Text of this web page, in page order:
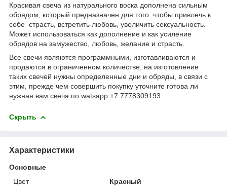
Красивая свеча из натурального воска дополнена сильным
обрядом, который предназначен для того чтобы привлечь к
себе страсть, встретить любовь, увеличить сексуальность.
Может использоваться как дополнение и как усиление
обрядов на замужество, любовь, желание и страсть.
Все свечи являются программными, изготавливаются и
продаются в ограниченном количестве, на изготовление
таких свечей нужны определенные дни и обряды, в связи с
этим, прежде чем совершить покупку уточните готова ли
нужная вам свеча по watsapp +7 7778309193
Скрыть
Характеристики
Основные
Цвет
Красный